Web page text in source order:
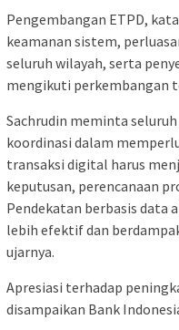
Pengembangan ETPD,
keamanan sistem,
seluruh wilayah, serta
mengikuti perkembangan
Sachrudin meminta
koordinasi dalam
transaksi digital harus
keputusan, perencanaan
Pendekatan berbasis data
lebih efektif dan
ujarnya.
Apresiasi terhadap
disampaikan Bank